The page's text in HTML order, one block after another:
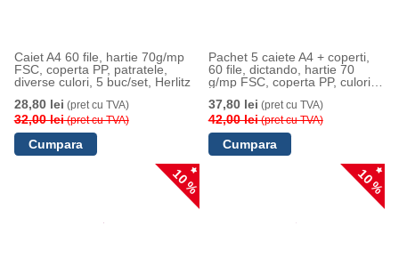
Caiet A4 60 file, hartie 70g/mp
FSC, coperta PP, patratele,
diverse culori, 5 buc/set, Herlitz
28,80 lei (pret cu TVA)
32,00 lei(pret cu TVA)
Pachet 5 caiete A4 + coperti,
60 file, dictando, hartie 70
g/mp FSC, coperta PP, culori
37,80 lei (pret cu TVA)
42,00 lei(pret cu TVA)
10 % 10 %